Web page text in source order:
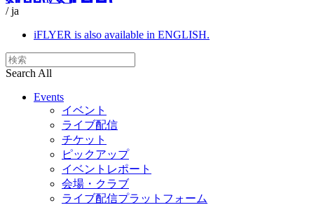
/ ja
iFLYER is also available in ENGLISH.
Search All
Events
イベント
ライブ配信
チケット
ピックアップ
イベントレポート
会場・クラブ
ライブ配信プラットフォーム